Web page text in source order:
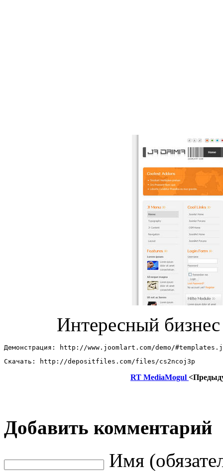
Интересный
Демонстрация: http://www.joomlart.com/demo/
Скачать: http://depositfiles.com/files/cs2ncoj3p
RT MediaMogul
Добавить комментарий
Имя